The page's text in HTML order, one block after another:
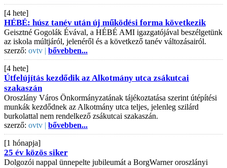
[4 hete]
HÉBÉ: húsz tanév után új működési forma következik
Geisztné Gogolák Évával, a HÉBÉ AMI igazgatójával beszélgetünk
az iskola múltjáról, jelenéről és a következő tanév változásairól.
szerző: ovtv | bővebben...
[4 hete]
Útfelújítás kezdődik az Alkotmány utca zsákutcai
szakaszán
Oroszlány Város Önkormányzatának tájékoztatása szerint útépítési
munkák kezdődnek az Alkotmány utca teljes, jelenleg szilárd
burkolattal nem rendelkező zsákutcai szakaszán.
szerző: ovtv | bővebben...
[1 hónapja]
25 év közös siker
Dolgozói nappal ünnepelte jubileumát a BorgWarner oroszlányi